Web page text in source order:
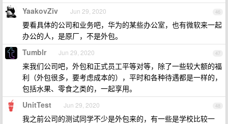
46
YaakovZiv Jun 29, 2020
要看具体的公司和业务吧，华为的某些办公室，也有微软来一起
办公的人，是原厂，不是外包。
47
Tumblr Jun 29, 2020
来我们公司吧，外包和正式员工平等对等，除了一些较大额的福
利（外包很多，要考虑成本的），平时和各种待遇都是一样的，
包括水果、零食之类的，一起享用。
48
UnitTest Jun 29, 2020
我之前公司的测试同学不少是外包来的，有一些是学校比较一